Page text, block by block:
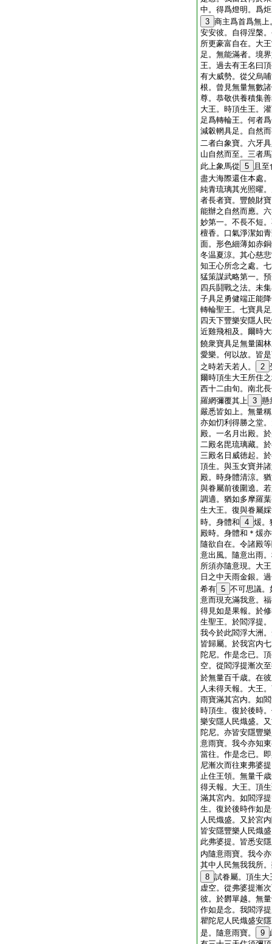
中。得爲燈明。爲
3 商主爲首爲無
安安彼。自得涅槃
所更豪富自在。大
足。無能滿者。境
王。過去有王名曰
有大威勢。從父烏
根。曾見無量無數
尊。恭敬供養積集
大王。時頂生王。
足爲轉輪王。何者
減轂輞具足。自然
二者白象寶。六牙
山自然而至。三者
此上象馬從 5
且
盡大海際還住本處
純青琉璃其光照曜
者長者寶。豐饒財
能辦之自然而應。
妙第一。不長不短
檀香。口氣淨潔如
面。形色細薄如赤
冬温夏涼。其心慈
知王心所念之處。
猛策謀武略第一。
四兵鬪戰之法。未
子具足勇健端正能
轉輪聖王。七寶具
四天下豐樂安隱人
近雞飛相及。爾時
饒衆寶具足無量園
愛樂。何以故。皆
之時若天若人。
2
爾時頂生大王所住
西十二由旬。南北
羅網彌覆其上 3 懸
嚴悉皆如上。無量
亦如忉利得勝之堂
殿。一名月出殿。
二殿名毘琉璃藏。
三殿名日威徳起。
頂生。與玉女寶并
殿。時身體清涼。
與眷屬前後圍遶。
調適。猶如多摩羅
生大王。復與眷屬
時。身體和 4 煖。
殿時。身體和＊煖
隨欲自在。令諸殿
意出風。隨意出雨
所須亦隨意現。大
日之中天雨金銀。
希有 5 不可思議。
意而現充滿我意。
得見如是果報。於
生聖王。於閻浮提
我今於此閻浮大洲
皆歸屬。於我宮内
陀尼。作是念已。
空。從閻浮提漸次
於無量百千歳。在
人未得天報。大王
雨寶滿其宮内。如
時頂生。復於後時
樂安隱人民熾盛。
陀尼。亦皆安隱豐
意雨寶。我今亦知
當往。作是念已。
尼漸次而往東弗婆
止住王領。無量千
得天報。大王。頂
滿其宮内。如閻浮
生。復於後時作如
人民熾盛。又於宮
皆安隱豐樂人民熾
此弗婆提。皆悉安
内隨意雨寶。我今
其中人民無我我所
8 試眷屬。頂生
虚空。從弗婆提漸
彼。於欝單越。無
作如是念。我閻浮
瞿陀尼人民熾盛安
是。隨意雨寶。
9